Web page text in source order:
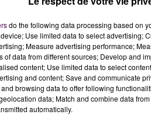
et de 57 ans, ont trouvé
la D323.
niveau de la commune de
un premier
do the following data processing based on
Use limited data to select advertising;
Measure advertising performance;
of data from different sources; Develop and
content; Use limited data to select
and content; Save and communicate
browsing data to offer following
data; Match and combine data
automatically.